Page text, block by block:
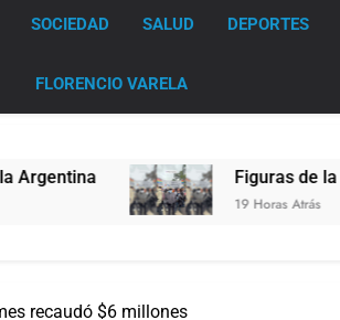
SOCIEDAD SALUD DEPORTES
FLORENCIO VARELA
Figuras de la
19 Horas Atrás
recaudó $6 millones